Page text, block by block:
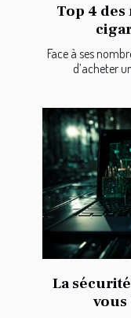
Top 4
Face à ses
d’acheter
La
vous